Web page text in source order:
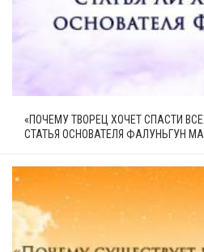
«ПОЧЕМУ ТВОРЕЦ ХОЧЕТ СПАСТИ
СТАТЬЯ ОСНОВАТЕЛЯ ФАЛУНЬГУН